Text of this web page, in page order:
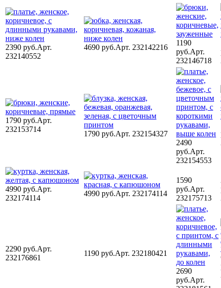
2390 руб.Арт.
232140552
4690 руб.Арт. 232142216
1190
руб.Арт.
232146718
1790 руб.Арт.
232153714
1790 руб.Арт. 232154327
2490
руб.Арт.
232154553
4990 руб.Арт.
232174114
4990 руб.Арт. 232174114
1590
руб.Арт.
232175713
2290 руб.Арт.
232176861
1190 руб.Арт. 232180421
2690
руб.Арт.